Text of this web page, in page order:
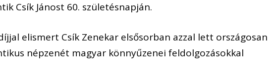
Csík Jánost 60. születésnapján.
elismert Csík Zenekar elsősorban azzal lett országosan
népzenét magyar könnyűzenei feldolgozásokkal